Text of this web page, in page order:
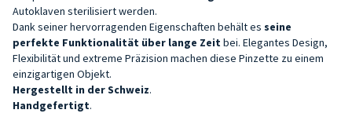
Autoklaven sterilisiert werden.
Dank seiner hervorragenden Eigenschaften behält es seine
perfekte Funktionalität über lange Zeit bei. Elegantes Design,
Flexibilität und extreme Präzision machen diese Pinzette zu einem
einzigartigen Objekt.
Hergestellt in der Schweiz.
Handgefertigt.